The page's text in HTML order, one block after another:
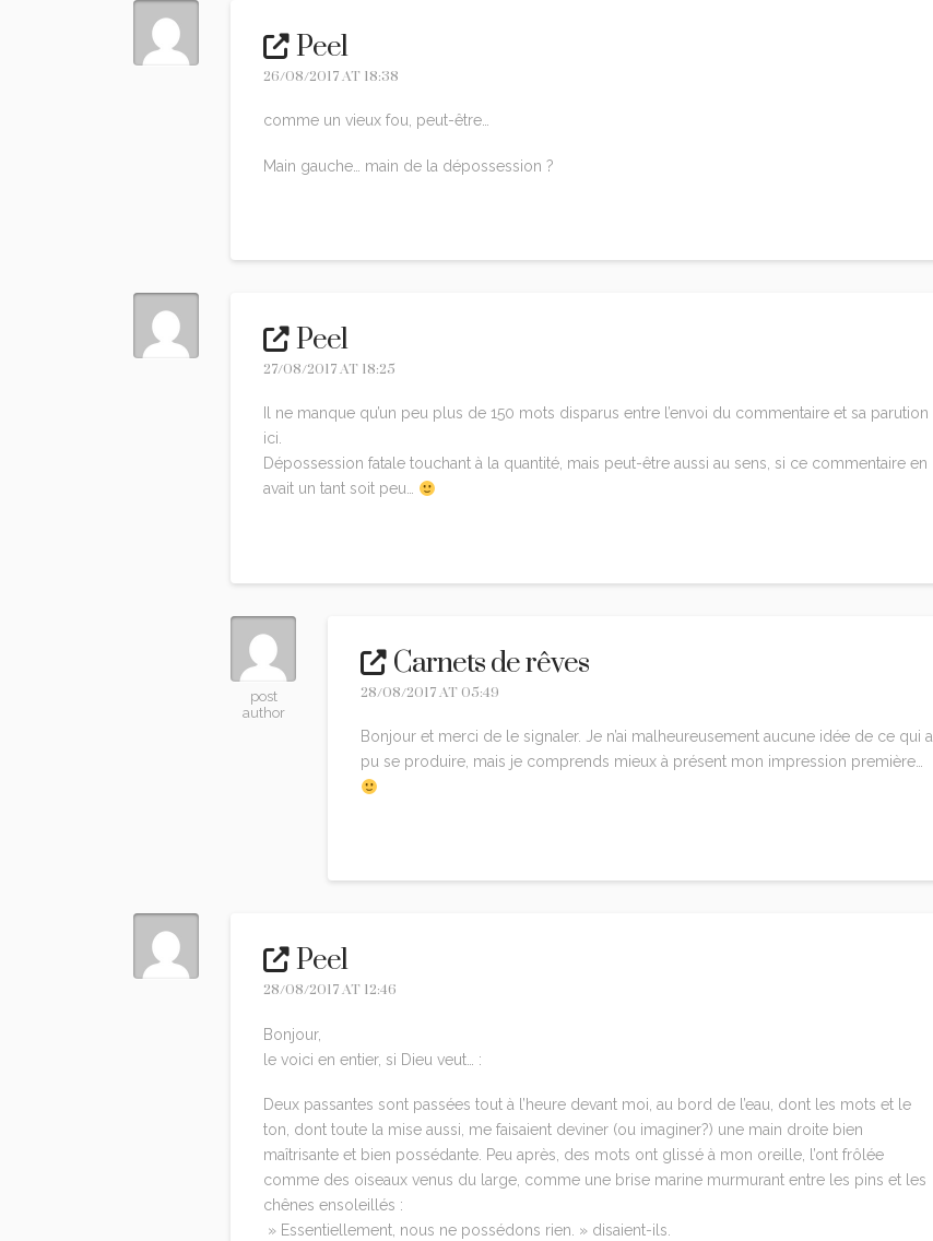
Peel
26/08/2017 AT 18:38
comme un vieux fou, peut-être…
Main gauche… main de la dépossession ?
Peel
27/08/2017 AT 18:25
Il ne manque qu’un peu plus de 150 mots disparus entre l’envoi du commentaire et sa parution
ici.
Dépossession fatale touchant à la quantité, mais peut-être aussi au sens, si ce commentaire en
avait un tant soit peu…
post
author
Carnets de rêves
28/08/2017 AT 05:49
Bonjour et merci de le signaler. Je n’ai malheureusement aucune idée de ce qui a
pu se produire, mais je comprends mieux à présent mon impression première…
Peel
28/08/2017 AT 12:46
Bonjour,
le voici en entier, si Dieu veut… :
Deux passantes sont passées tout à l’heure devant moi, au bord de l’eau, dont les mots et le
ton, dont toute la mise aussi, me faisaient deviner (ou imaginer?) une main droite bien
maîtrisante et bien possédante. Peu après, des mots ont glissé à mon oreille, l’ont frôlée
comme des oiseaux venus du large, comme une brise marine murmurant entre les pins et les
chênes ensoleillés :
» Essentiellement, nous ne possédons rien. » disaient-ils.